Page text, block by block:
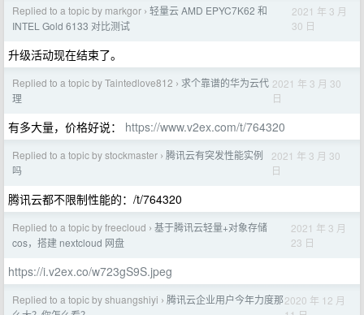
Replied to a topic by markgor › 轻量云 AMD EPYC7K62 和
INTEL Gold 6133 对比测试
2021 年 3 月
30 日
升级活动现在结束了。
Replied to a topic by Taintedlove812 › 求个靠谱的华为云代
理
2021 年 3 月 30
日
有多大量，价格好说： https://www.v2ex.com/t/764320
Replied to a topic by stockmaster › 腾讯云有突发性能实例
吗
2021 年 3 月 30
日
腾讯云都不限制性能的：/t/764320
Replied to a topic by freecloud › 基于腾讯云轻量+对象存储
cos，搭建 nextcloud 网盘
2021 年 3 月
23 日
https://i.v2ex.co/w723gS9S.jpeg
Replied to a topic by shuangshiyi › 腾讯云企业用户今年力度那2020 年 12 月